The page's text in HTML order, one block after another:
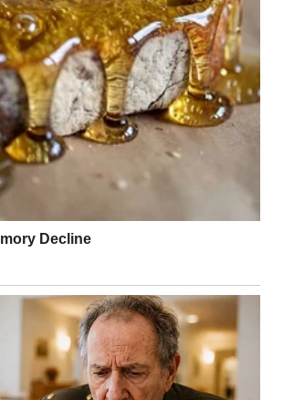
susret koji počinje strastveno. Ova noć
U novu godinu ulazite sa više
Razmišljate o svemu što ste dali
se odnos stabilizuje kroz iskren
Device mogu ući u novu godinu sa
Sve što je bilo u neravnoteži tokom